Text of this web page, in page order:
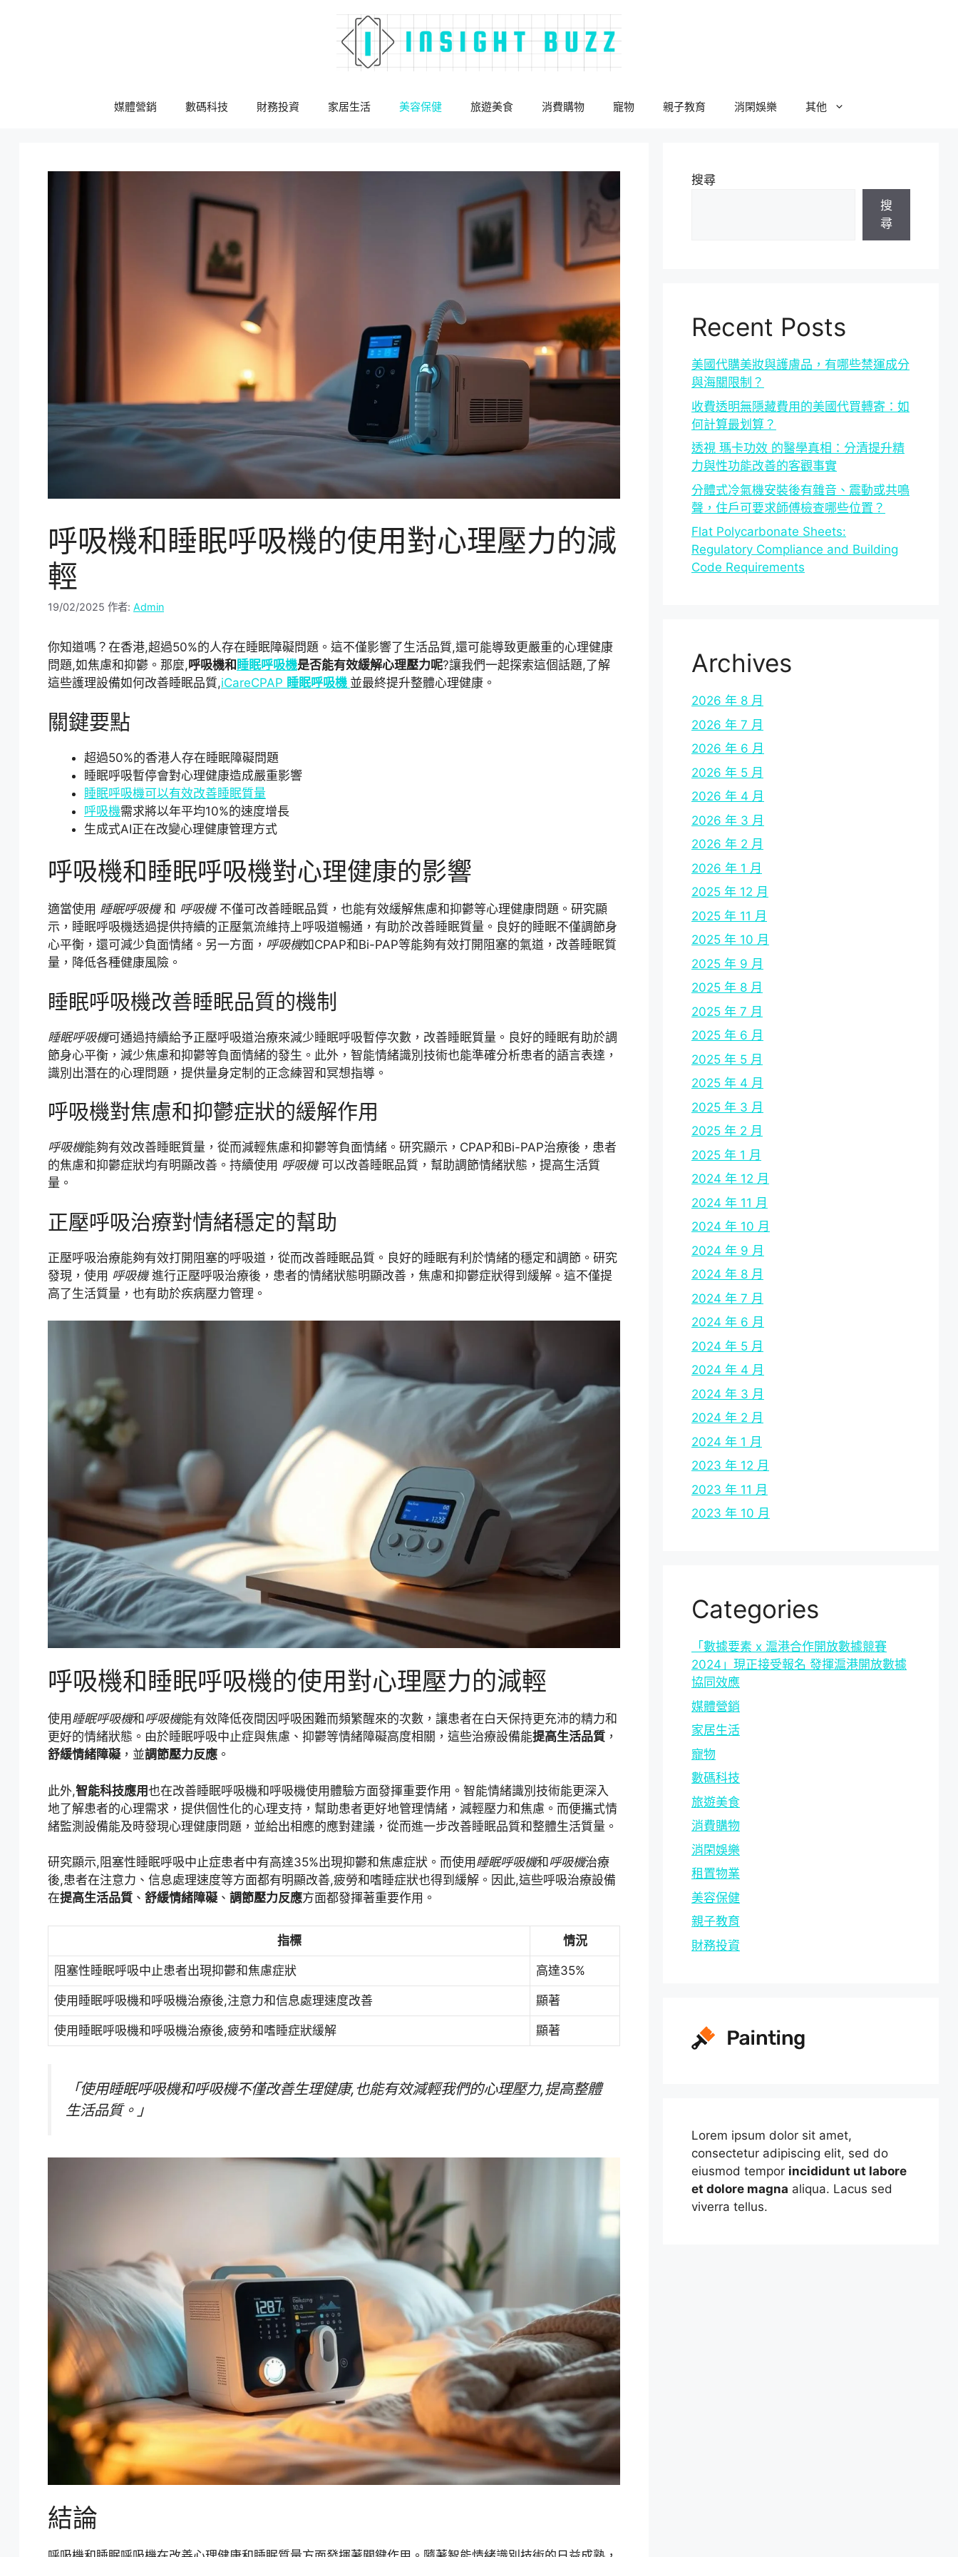
媒體營銷 數碼科技 財務投資 家居生活 美容保健 旅遊美食 消費購物 寵物 親子教育 消閑娛樂 其他
呼吸機和睡眠呼吸機的使用對心理壓力的減
輕
19/02/2025 作者: Admin
你知道嗎？在香港,超過50%的人存在睡眠障礙問題。這不僅影響了生活品質,還可能導致更嚴重的心理健康
問題,如焦慮和抑鬱。那麼,呼吸機和 睡眠呼吸機是否能有效緩解心理壓力呢?讓我們一起探索這個話題,了解
這些護理設備如何改善睡眠品質,iCareCPAP 睡眠呼吸機 並最終提升整體心理健康。
關鍵要點
超過50%的香港人存在睡眠障礙問題
睡眠呼吸暫停會對心理健康造成嚴重影響
睡眠呼吸機可以有效改善睡眠質量
呼吸機需求將以年平均10%的速度增長
生成式AI正在改變心理健康管理方式
呼吸機和睡眠呼吸機對心理健康的影響
適當使用 睡眠呼吸機和 呼吸機不僅可改善睡眠品質，也能有效緩解焦慮和抑鬱等心理健康問題。研究顯
示，睡眠呼吸機透過提供持續的正壓氣流維持上呼吸道暢通，有助於改善睡眠質量。良好的睡眠不僅調節身
心平衡，還可減少負面情緒。另一方面， 呼吸機如CPAP和Bi-PAP等能夠有效打開阻塞的氣道，改善睡眠質
量，降低各種健康風險。
睡眠呼吸機改善睡眠品質的機制
睡眠呼吸機可通過持續給予正壓呼吸道治療來減少睡眠呼吸暫停次數，改善睡眠質量。良好的睡眠有助於調
節身心平衡，減少焦慮和抑鬱等負面情緒的發生。此外，智能情緒識別技術也能準確分析患者的語言表達，
識別出潛在的心理問題，提供量身定制的正念練習和冥想指導。
呼吸機對焦慮和抑鬱症狀的緩解作用
呼吸機能夠有效改善睡眠質量，從而減輕焦慮和抑鬱等負面情緒。研究顯示，CPAP和Bi-PAP治療後，患者
的焦慮和抑鬱症狀均有明顯改善。持續使用 呼吸機可以改善睡眠品質，幫助調節情緒狀態，提高生活質
量。
正壓呼吸治療對情緒穩定的幫助
正壓呼吸治療能夠有效打開阻塞的呼吸道，從而改善睡眠品質。良好的睡眠有利於情緒的穩定和調節。研究
發現，使用 呼吸機進行正壓呼吸治療後，患者的情緒狀態明顯改善，焦慮和抑鬱症狀得到緩解。這不僅提
高了生活質量，也有助於疾病壓力管理。
呼吸機和睡眠呼吸機的使用對心理壓力的減輕
使用 睡眠呼吸機和 呼吸機能有效降低夜間因呼吸困難而頻繁醒來的次數，讓患者在白天保持更充沛的精力和
更好的情緒狀態。由於睡眠呼吸中止症與焦慮、抑鬱等情緒障礙高度相關，這些治療設備能提高生活品質 ，
舒緩情緒障礙，並調節壓力反應 。
此外,智能科技應用也在改善睡眠呼吸機和呼吸機使用體驗方面發揮重要作用。智能情緒識別技術能更深入
地了解患者的心理需求，提供個性化的心理支持，幫助患者更好地管理情緒，減輕壓力和焦慮。而便攜式情
緒監測設備能及時發現心理健康問題，並給出相應的應對建議，從而進一步改善睡眠品質和整體生活質量。
研究顯示,阻塞性睡眠呼吸中止症患者中有高達35%出現抑鬱和焦慮症狀。而使用 睡眠呼吸機和 呼吸機治療
後,患者在注意力、信息處理速度等方面都有明顯改善,疲勞和嗜睡症狀也得到緩解。因此,這些呼吸治療設備
在提高生活品質 、 舒緩情緒障礙、 調節壓力反應方面都發揮著重要作用。
指標 情況
阻塞性睡眠呼吸中止患者出現抑鬱和焦慮症狀 高達35%
使用睡眠呼吸機和呼吸機治療後,注意力和信息處理速度改善 顯著
使用睡眠呼吸機和呼吸機治療後,疲勞和嗜睡症狀緩解 顯著
「使用睡眠呼吸機和呼吸機不僅改善生理健康,也能有效減輕我們的心理壓力,提高整體
生活品質。」
結論
搜尋
搜
尋
Recent Posts
美國代購美妝與護膚品，有哪些禁運成分
與海關限制？
收費透明無隱藏費用的美國代買轉寄：如
何計算最划算？
透視 瑪卡功效 的醫學真相：分清提升精
力與性功能改善的客觀事實
分體式冷氣機安裝後有雜音、震動或共鳴
聲，住戶可要求師傅檢查哪些位置？
Flat Polycarbonate Sheets:
Regulatory Compliance and Building
Code Requirements
Archives
2026 年 8 月
2026 年 7 月
2026 年 6 月
2026 年 5 月
2026 年 4 月
2026 年 3 月
2026 年 2 月
2026 年 1 月
2025 年 12 月
2025 年 11 月
2025 年 10 月
2025 年 9 月
2025 年 8 月
2025 年 7 月
2025 年 6 月
2025 年 5 月
2025 年 4 月
2025 年 3 月
2025 年 2 月
2025 年 1 月
2024 年 12 月
2024 年 11 月
2024 年 10 月
2024 年 9 月
2024 年 8 月
2024 年 7 月
2024 年 6 月
2024 年 5 月
2024 年 4 月
2024 年 3 月
2024 年 2 月
2024 年 1 月
2023 年 12 月
2023 年 11 月
2023 年 10 月
Categories
「數據要素 x 滬港合作開放數據競賽
2024」現正接受報名 發揮滬港開放數據
協同效應
媒體營銷
家居生活
寵物
數碼科技
旅遊美食
消費購物
消閑娛樂
租置物業
美容保健
親子教育
財務投資
Lorem ipsum dolor sit amet,
consectetur adipiscing elit, sed do
eiusmod tempor incididunt ut labore
et dolore magna aliqua. Lacus sed
viverra tellus.